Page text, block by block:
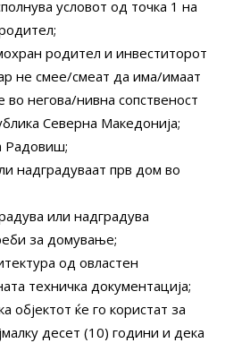
условот од точка 1 на
родител и инвеститорот
не смее/смеат да има/имаат
во негова/нивна сопственост
Северна Македонија;
Радовиш;
надградуваат прв дом во
или надградува
за домување;
од овластен
техничка документација;
објектот ќе го користат за
десет (10) години и дека